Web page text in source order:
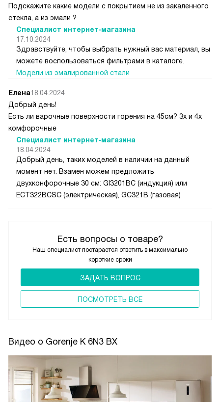
Есть вопросы о товаре?
Наш специалист постарается ответить в максимально
короткие сроки
ЗАДАТЬ ВОПРОС
ПОCМОТРЕТЬ ВСЕ
Подскажите какие модели с покрытием не из закаленного
стекла, а из эмали ?
Специалист интернет-магазина
17.10.2024
Здравствуйте, чтобы выбрать нужный вас материал, вы
можете воспользоваться фильтрами в каталоге.
Модели из эмалированной стали
Елена18.04.2024
Добрый день!
Есть ли варочные поверхности горения на 45см? 3х и 4х
комфорочные
Специалист интернет-магазина
18.04.2024
Добрый день, таких моделей в наличии на данный
момент нет. Взамен можем предложить
двухконфорочные 30 см: GI3201BC (индукция) или
ECT322BCSC (электрическая), GC321B (газовая)
Видео о Gorenje K 6N3 BX